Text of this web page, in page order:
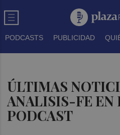
PODCASTS PUBLICIDAD
ÚLTIMAS
ANALISIS-FE EN
PODCAST